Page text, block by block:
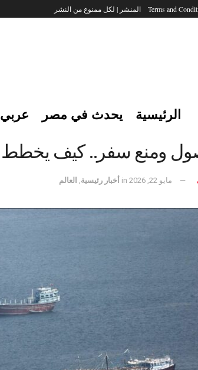
Terms and المنشر | لكل ممنوع من النشر
الرئيسية يحدث في مصر عربي
ومنع سفر.. كيف يخطط
مايو 22, 2026 in أخبار رئيسية العالم